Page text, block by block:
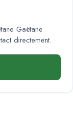
Gaëtane
directement.